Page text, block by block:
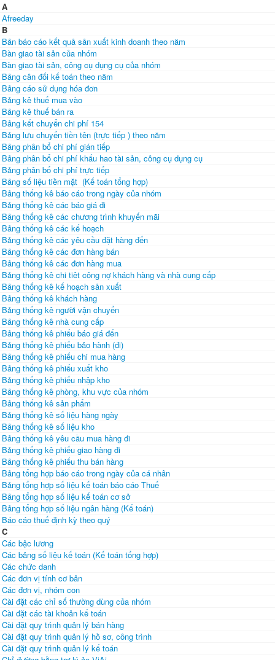
A
Afreeday
B
Bản báo cáo kết quả sản xuất kinh doanh theo năm
Bàn giao tài sản của nhóm
Bàn giao tài sản, công cụ dụng cụ của nhóm
Bảng cân đối kế toán theo năm
Bảng cáo sử dụng hóa đơn
Bảng kê thuế mua vào
Bảng kê thuế bán ra
Bảng kết chuyển chi phí 154
Bảng lưu chuyển tiền tên (trực tiếp ) theo năm
Bảng phân bổ chi phí gián tiếp
Bảng phân bổ chi phí khấu hao tài sản, công cụ dụng cụ
Bảng phân bổ chi phí trực tiếp
Bảng số liệu tiền mặt (Kế toán tổng hợp)
Bảng thống kê báo cáo trong ngày của nhóm
Bảng thống kê các báo giá đi
Bảng thống kê các chương trình khuyến mãi
Bảng thống kê các kế hoạch
Bảng thống kê các yêu cầu đặt hàng đến
Bảng thống kê các đơn hàng bán
Bảng thống kê các đơn hàng mua
Bảng thống kê chi tiêt công nợ khách hàng và nhà cung cấp
Bảng thống kê kế hoạch sản xuất
Bảng thống kê khách hàng
Bảng thống kê người vận chuyển
Bảng thống kê nhà cung cấp
Bảng thống kê phiếu báo giá đến
Bảng thống kê phiếu bảo hành (đi)
Bảng thống kê phiếu chi mua hàng
Bảng thống kê phiếu xuất kho
Bảng thống kê phiếu nhập kho
Bảng thống kê phòng, khu vực của nhóm
Bảng thống kê sản phẩm
Bảng thống kê số liệu hàng ngày
Bảng thống kê số liệu kho
Bảng thống kê yêu cầu mua hàng đi
Bảng thống kê phiếu giao hàng đi
Bảng thống kê phiếu thu bán hàng
Bảng tổng hợp báo cáo trong ngày của cá nhân
Bảng tổng hợp số liệu kế toán báo cáo Thuế
Bảng tổng hợp số liệu kế toán cơ sở
Bảng tổng hợp số liệu ngân hàng (Kế toán)
Báo cáo thuế định kỳ theo quý
C
Các bậc lương
Các bảng số liệu kế toán (Kế toán tổng hợp)
Các chức danh
Các đơn vị tính cơ bản
Các đơn vị, nhóm con
Cài đặt các chỉ số thường dùng của nhóm
Cài đặt các tài khoản kế toán
Cài đặt quy trình quản lý bán hàng
Cài đặt quy trình quản lý hồ sơ, công trình
Cài đặt quy trình quản lý kế toán